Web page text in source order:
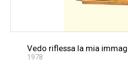
Vedo riflessa la mia
1978